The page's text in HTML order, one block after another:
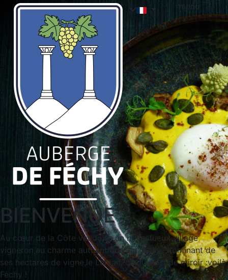
menu
BIENVENUE
Au cœur de la Côte vaudoise,un majestueux village
vigneron,au charme authentique, se dresse,dominant de
ses hectares de vigne,le Léman, qui lui sert de miroir :voilà
Féchy !